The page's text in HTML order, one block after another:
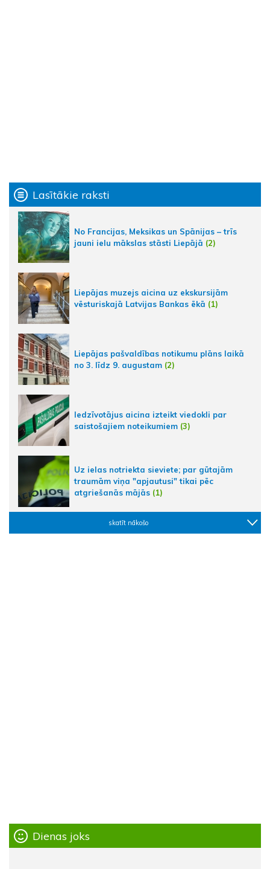
Lasītākie raksti
No Francijas, Meksikas un Spānijas – trīs
jauni ielu mākslas stāsti Liepājā (2)
Liepājas muzejs aicina uz ekskursijām
vēsturiskajā Latvijas Bankas ēkā (1)
Liepājas pašvaldības notikumu plāns laikā
no 3. līdz 9. augustam (2)
Iedzīvotājus aicina izteikt viedokli par
saistošajiem noteikumiem (3)
Uz ielas notriekta sieviete; par gūtajām
traumām viņa "apjautusi" tikai pēc
atgriešanās mājās (1)
skatīt nākošo
Dienas joks